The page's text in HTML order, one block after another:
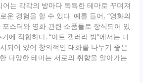
는 각각의 방마다 독특한 테마로 꾸며져
운 경험을 할 수 있다. 예를 들어, “영화의
포스터와 영화 관련 소품들로 장식되어 있
에 적합하다. “아트 갤러리 방”에서는 다
되어 있어 창의적인 대화를 나누기 좋은
다양한 테마는 서로의 취향을 알아가는